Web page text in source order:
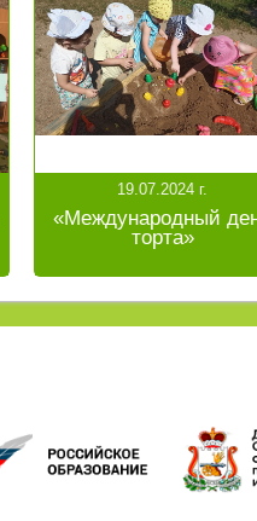
19.07.2024 г.
«Международный
торта»